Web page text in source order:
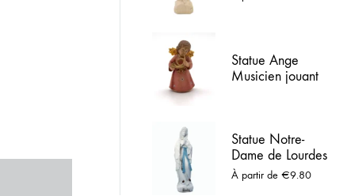
Statue Ange
Musicien jouant
Statue Notre-
Dame de Lourdes
en résine blanche
– De 10 cm à 1 m
À partir de €9.80